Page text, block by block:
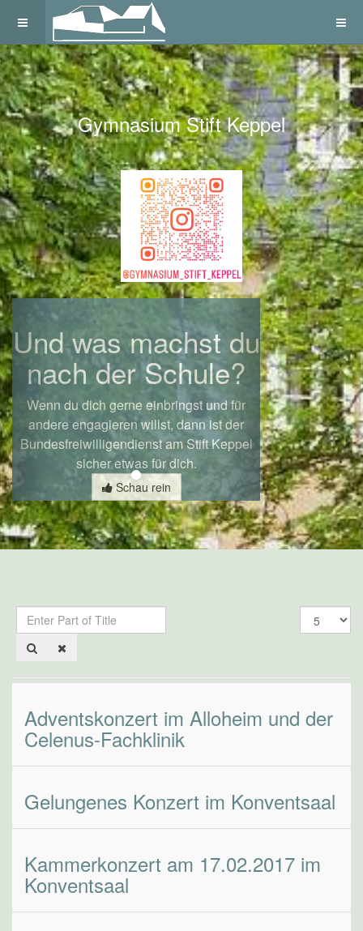
Gymnasium Stift Keppel
Und was machst du
nach der Schule?
Wenn du dich gerne einbringst und für
andere engagieren willst, dann ist der
Bundesfreiwilligendienst am Stift Keppel
sicher etwas für dich.
Schau rein
Previous Next
Enter
Part
of
Display
#
Adventskonzert im Alloheim und der
Celenus-Fachklinik
Gelungenes Konzert im Konventsaal
Kammerkonzert am 17.02.2017 im
Konventsaal